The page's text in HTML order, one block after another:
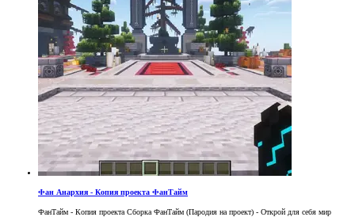
Фан Анархия - Копия проекта ФанТайм
ФанТайм - Копия проекта Сборка ФанТайм (Пародия на проект) - Открой для себя мир